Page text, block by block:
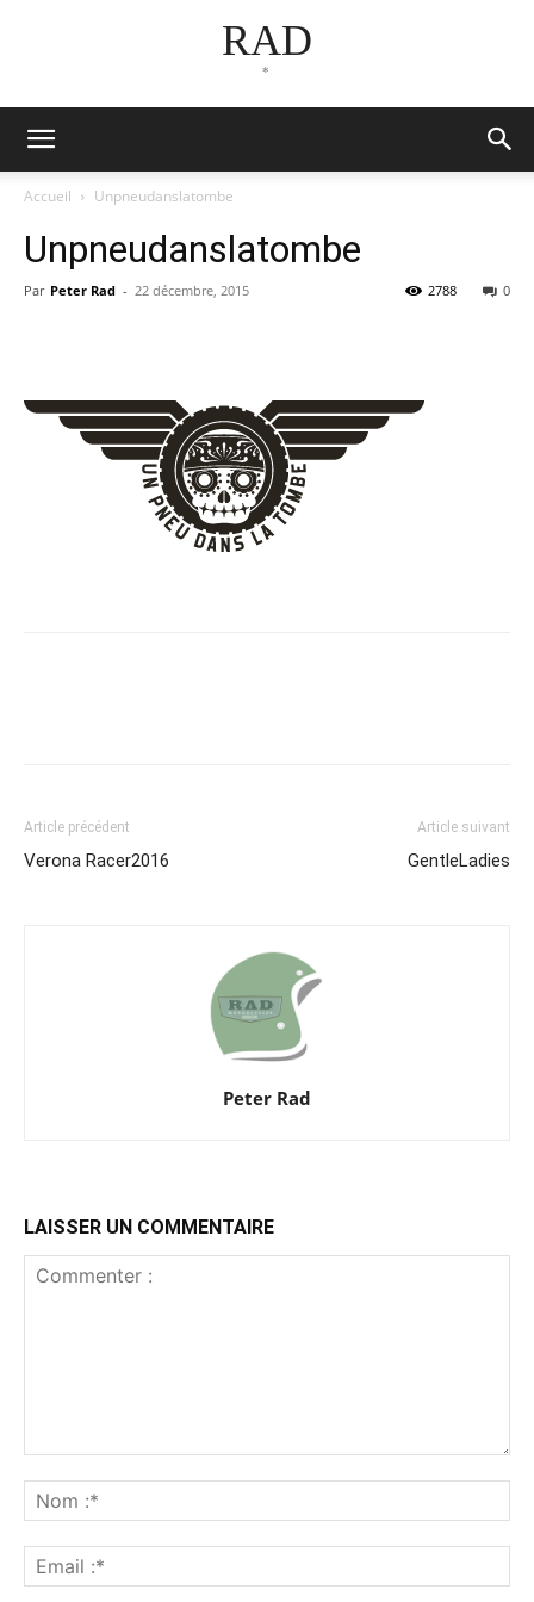
RAD
*
Accueil Unpneudanslatombe
Unpneudanslatombe
Par Peter Rad - 22 décembre, 2015 0
2788
Article précédent
Verona Racer2016
Article suivant
GentleLadies
Peter Rad
LAISSER UN COMMENTAIRE